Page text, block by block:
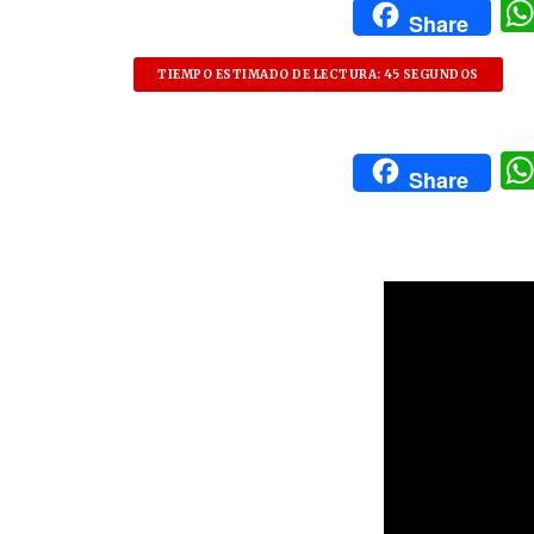
Share
TIEMPO ESTIMADO DE LECTURA: 45 SEGUNDOS
Share